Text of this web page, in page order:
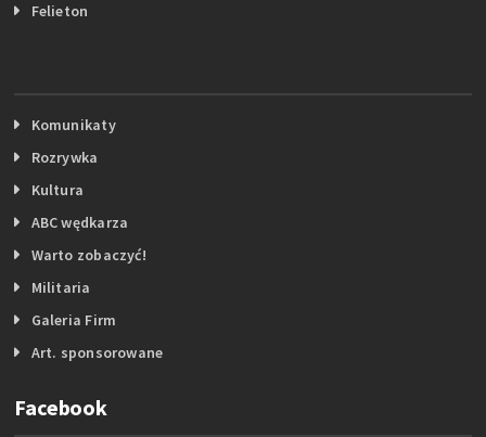
Felieton
Komunikaty
Rozrywka
Kultura
ABC wędkarza
Warto zobaczyć!
Militaria
Galeria Firm
Art. sponsorowane
Facebook